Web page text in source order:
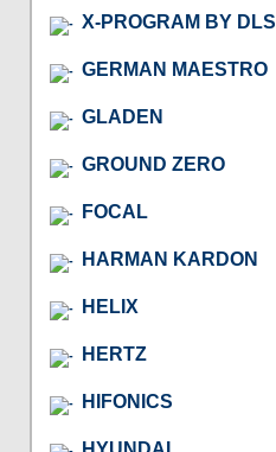
X-PROGRAM BY DLS
GERMAN MAESTRO
GLADEN
GROUND ZERO
FOCAL
HARMAN KARDON
HELIX
HERTZ
HIFONICS